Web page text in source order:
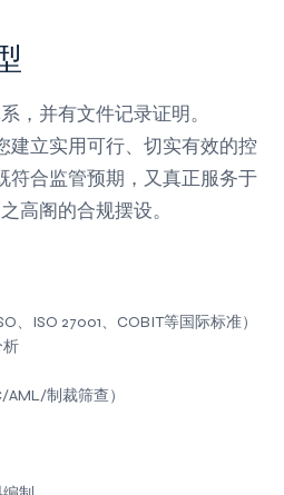
，并有文件记录证明。
建立实用可行、切实有效的控
合监管预期，又真正服务于
高阁的合规摆设。
、ISO 27001、COBIT等国际标准）
析
制裁筛查）